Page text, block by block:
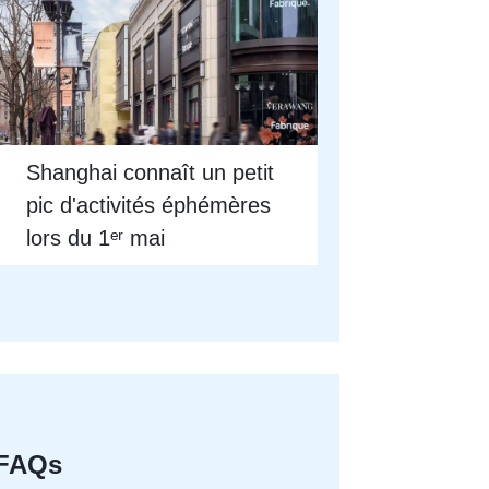
Shanghai connaît un petit
pic d'activités éphémères
lors du 1ᵉʳ mai